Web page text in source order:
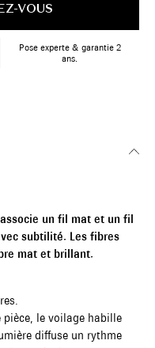
VOUS
Pose experte & garantie 2
ans.
un fil mat et un fil
subtilité. Les fibres
mat et brillant.
le voilage habille
diffuse un rythme